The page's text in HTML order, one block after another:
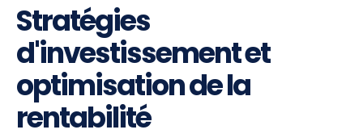
Stratégies
d'investissement et
optimisation de la
rentabilité